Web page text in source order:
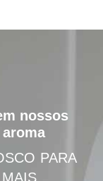
nossos
PARA